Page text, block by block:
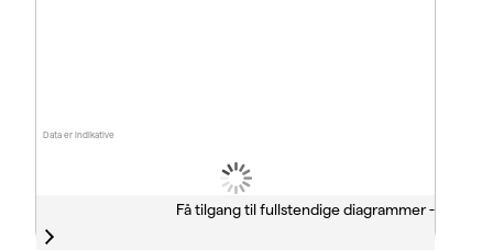
Data er indikative
Få tilgang til fullstendige diagrammer -